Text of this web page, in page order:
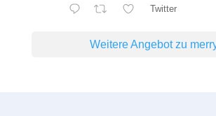
Twitter
Weitere Angebot zu